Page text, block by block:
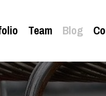
Team Blog